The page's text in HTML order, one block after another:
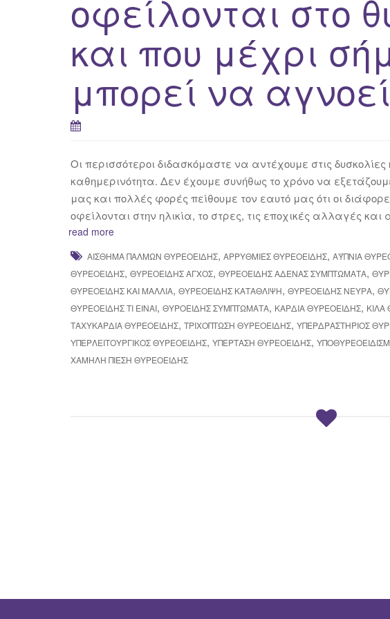
οφείλονται στο
και που μέχρι
μπορεί να
Οι περισσότεροι διδασκόμαστε να αντέχουμε στις
καθημερινότητα. Δεν έχουμε συνήθως το χρόνο να
μας και πολλές φορές πείθουμε τον εαυτό μας ότι οι
οφείλονται στην ηλικία, το στρες, τις εποχικές αλλαγές
read more
ΑΊΣΘΗΜΑ ΠΑΛΜΏΝ ΘΥΡΕΟΕΙΔΉΣ, ΑΡΡΥΘΜΊΕΣ ΘΥΡΕΟΕΙΔΉΣ, ΑΫΠΝΙΑ
ΘΥΡΕΟΕΙΔΉΣ, ΘΥΡΕΟΕΙΔΉΣ ΆΓΧΟΣ, ΘΥΡΕΟΕΙΔΉΣ ΑΔΈΝΑΣ ΣΥΜΠΤΏΜΑΤΑ,
ΘΥΡΕΟΕΙΔΉΣ ΚΑΙ ΜΑΛΛΙΆ, ΘΥΡΕΟΕΙΔΉΣ ΚΑΤΆΘΛΙΨΗ, ΘΥΡΕΟΕΙΔΉΣ ΝΕΎΡΑ,
ΘΥΡΕΟΕΙΔΉΣ ΤΙ ΕΊΝΑΙ, ΘΥΡΟΕΙΔΉΣ ΣΥΜΠΤΏΜΑΤΑ, ΚΑΡΔΙΆ ΘΥΡΕΟΕΙΔΉΣ, ΚΙΛΆ
ΤΑΧΥΚΑΡΔΊΑ ΘΥΡΕΟΕΙΔΉΣ, ΤΡΙΧΌΠΤΩΣΗ ΘΥΡΕΟΕΙΔΉΣ, ΥΠΕΡΔΡΑΣΤΗΡΙΟΣ
ΥΠΕΡΛΕΙΤΟΥΡΓΙΚΌΣ ΘΥΡΕΟΕΙΔΉΣ, ΥΠΈΡΤΑΣΗ ΘΥΡΕΟΕΙΔΉΣ,
ΧΑΜΗΛΉ ΠΊΕΣΗ ΘΥΡΕΟΕΙΔΉΣ